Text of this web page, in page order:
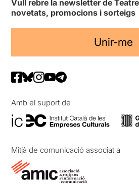
Vull rebre la newsletter de
novetats, promocions i sorteigs
Unir-me
Amb el suport de
Mitjà de comunicació associat a